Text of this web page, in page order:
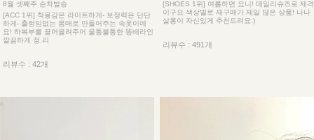
8월 셋째주 순차발송
[ACC 1위] 착용감은 라이트하게- 보정력은 단단
하게- 출렁임없는 몸매로 만들어주는 속옷이예
요! 하복부를 끌어올려주어 울퉁불퉁한 똥배라인
깔끔하게 정.리
리뷰수 : 42개
[SHOES 1위] 여름하면 요니! 데일리슈즈로 제격
이구요 색상별로 재구매가 제일 많은 상품! 나나
살롱이 자신있게 추천드려요:)
리뷰수 : 491개